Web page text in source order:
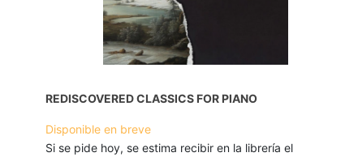
REDISCOVERED CLASSICS FOR PIANO
Disponible en breve
Si se pide hoy, se estima recibir en la librería el